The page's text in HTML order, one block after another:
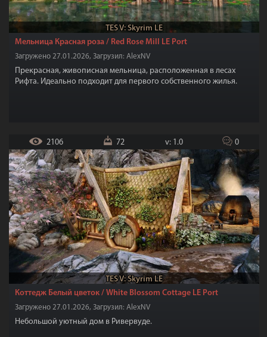
TES V: Skyrim LE
Мельница Красная роза / Red Rose Mill LE Port
Загружено 27.01.2026, Загрузил: AlexNV
Прекрасная, живописная мельница, расположенная в лесах
Рифта. Идеально подходит для первого собственного жилья.
TES V: Skyrim LE
2106 72 v: 1.0 0
Коттедж Белый цветок / White Blossom Cottage LE Port
Загружено 27.01.2026, Загрузил: AlexNV
Небольшой уютный дом в Ривервуде.